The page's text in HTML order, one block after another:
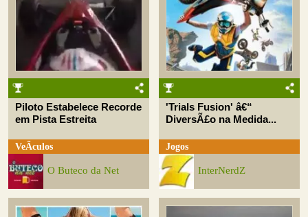
Piloto Estabelece Recorde
em Pista Estreita
VeÃ­culos
O Buteco da Net
'Trials Fusion' â€“
DiversÃ£o na Medida...
Jogos
InterNerdZ